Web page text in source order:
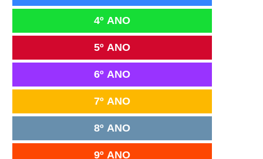
4º ANO
5º ANO
6º ANO
7º ANO
8º ANO
9º ANO